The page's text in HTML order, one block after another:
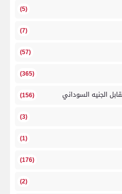
(5)
(7)
(57)
(365)
الجنيه السوداني (156)
(3)
(1)
(176)
(2)